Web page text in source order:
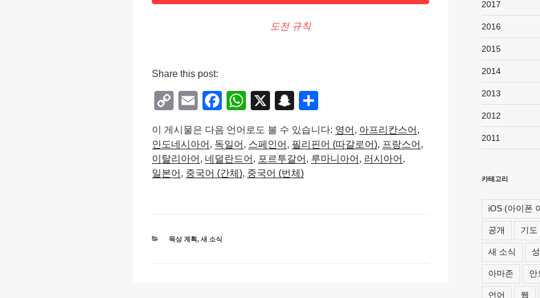
도전 규칙
Share this post:
C
o
p
y
Li
E
m
ail
F
c
e
b
W
at
s
A
X
S
n
a
p
c
h
ar
e
이 게시물은 다음 언어로도 볼 수 있습니다: 영어
아프리칸스어
인도네시아어
독일어 스페인어 필리핀어 (따갈로어) 프랑스어
이탈리아어
네덜란드어 포르투갈어 루마니아어
러시아어
일본어
중국어 (간체) 중국어 (번체)
카
묵상 계획, 새 소식
2017
2016
2015
2014
2013
2012
2011
카테고리
iOS (아이폰
공개 기도
새 소식
아마존 안
언어 웹